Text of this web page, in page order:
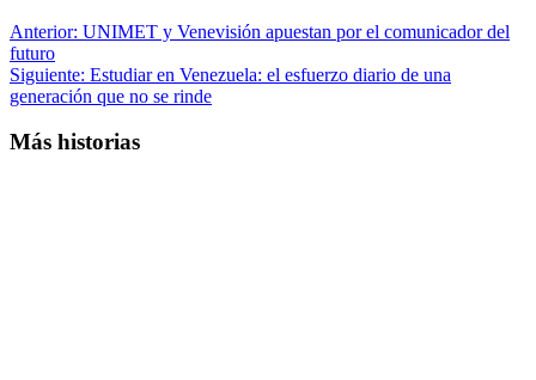
Anterior: UNIMET y Venevisión apuestan por el comunicador del
futuro
Siguiente: Estudiar en Venezuela: el esfuerzo diario de una
generación que no se rinde
Más historias